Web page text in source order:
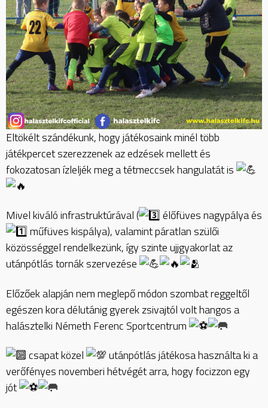
Eltökélt szándékunk, hogy játékosaink minél több
játékpercet szerezzenek az edzések mellett és
fokozatosan ízleljék meg a tétmeccsek hangulatát is
Mivel kiváló infrastruktúrával (
élőfüves nagypálya és
műfüves kispálya), valamint páratlan szülői
közösséggel rendelkezünk, így szinte ujjgyakorlat az
utánpótlás tornák szervezése
Előzőek alapján nem meglepő módon szombat reggeltől
egészen kora délutánig gyerek zsivajtól volt hangos a
halásztelki Németh Ferenc Sportcentrum
csapat közel
utánpótlás játékosa használta ki a
verőfényes novemberi hétvégét arra, hogy focizzon egy
jót